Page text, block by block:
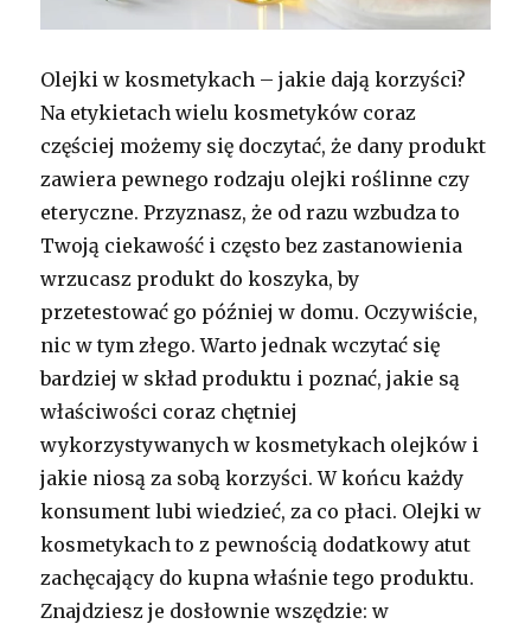
Olejki w kosmetykach – jakie dają korzyści?
Na etykietach wielu kosmetyków coraz
częściej możemy się doczytać, że dany produkt
zawiera pewnego rodzaju olejki roślinne czy
eteryczne. Przyznasz, że od razu wzbudza to
Twoją ciekawość i często bez zastanowienia
wrzucasz produkt do koszyka, by
przetestować go później w domu. Oczywiście,
nic w tym złego. Warto jednak wczytać się
bardziej w skład produktu i poznać, jakie są
właściwości coraz chętniej
wykorzystywanych w kosmetykach olejków i
jakie niosą za sobą korzyści. W końcu każdy
konsument lubi wiedzieć, za co płaci. Olejki w
kosmetykach to z pewnością dodatkowy atut
zachęcający do kupna właśnie tego produktu.
Znajdziesz je dosłownie wszędzie: w